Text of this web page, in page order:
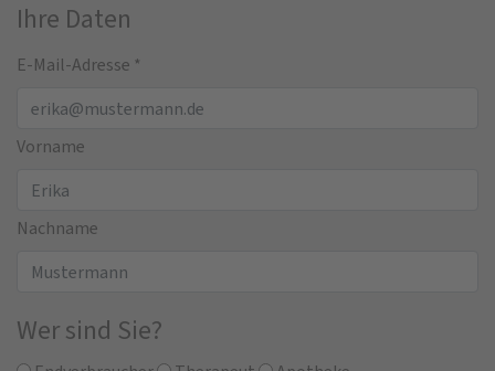
Ihre Daten
E-Mail-Adresse *
Vorname
Nachname
Wer sind Sie?